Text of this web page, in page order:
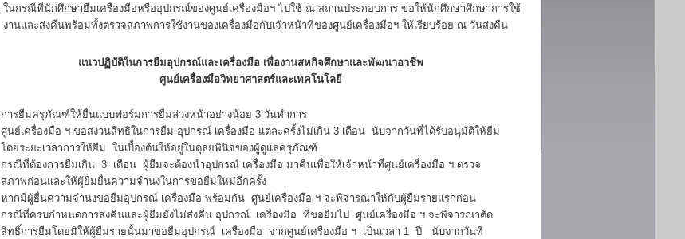
ในกรณีที่นักศึกษายืมเครื่องมือหรืออุปกรณ์ของศูนย์เครื่องมือฯ ไปใช้ ณ สถานประกอบการ ขอให้นักศึกษาศึกษาการใช้
งานและส่งคืนพร้อมทั้งตรวจสภาพการใช้งานของเครื่องมือกับเจ้าหน้าที่ของศูนย์เครื่องมือฯ ให้เรียบร้อย ณ วันส่งคืน
แนวปฏิบัติในการยืมอุปกรณ์และเครื่องมือ เพื่องานสหกิจศึกษาและพัฒนาอาชีพ
ศูนย์เครื่องมือวิทยาศาสตร์และเทคโนโลยี
การยืมครุภัณฑ์ให้ยื่นแบบฟอร์มการยืมล่วงหน้าอย่างน้อย 3 วันทำการ
ศูนย์เครื่องมือ ฯ ขอสงวนสิทธิในการยืม อุปกรณ์ เครื่องมือ แต่ละครั้งไม่เกิน 3 เดือน นับจากวันที่ได้รับอนุมัติให้ยืม
โดยระยะเวลาการให้ยืม ในเบื้องต้นให้อยู่ในดุลยพินิจของผู้ดูแลครุภัณฑ์
กรณีที่ต้องการยืมเกิน 3 เดือน ผู้ยืมจะต้องนำอุปกรณ์ เครื่องมือ มาคืนเพื่อให้เจ้าหน้าที่ศูนย์เครื่องมือ ฯ ตรวจ
สภาพก่อนและให้ผู้ยืมยื่นความจำนงในการขอยืมใหม่อีกครั้ง
หากมีผู้ยื่นความจำนงขอยืมอุปกรณ์ เครื่องมือ พร้อมกัน ศูนย์เครื่องมือ ฯ จะพิจารณาให้กับผู้ยืมรายแรกก่อน
กรณีที่ครบกำหนดการส่งคืนและผู้ยืมยังไม่ส่งคืน อุปกรณ์ เครื่องมือ ที่ขอยืมไป ศูนย์เครื่องมือ ฯ จะพิจารณาตัด
สิทธิ์การยืมโดยมิให้ผู้ยืมรายนั้นมาขอยืมอุปกรณ์ เครื่องมือ จากศูนย์เครื่องมือ ฯ เป็นเวลา 1 ปี นับจากวันที่